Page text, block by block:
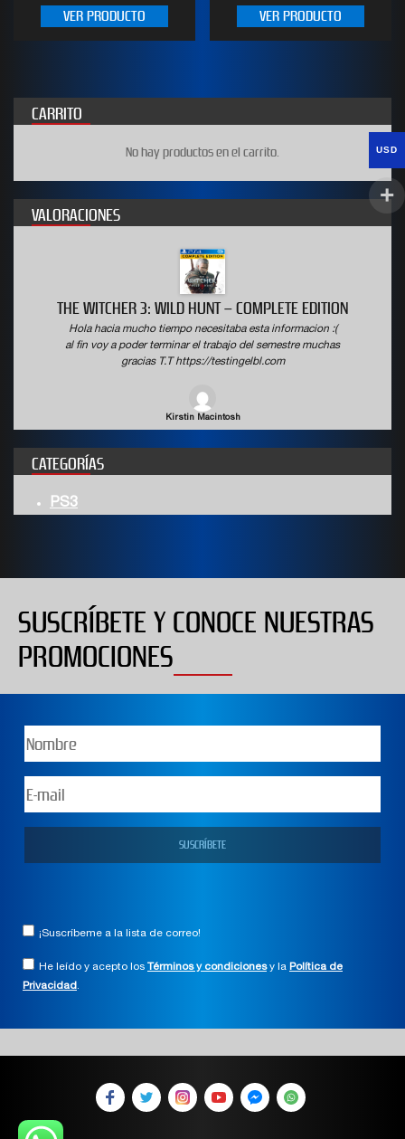
VER PRODUCTO
5
VER PRODUCTO
CARRITO
No hay productos en el carrito.
VALORACIONES
THE WITCHER 3: WILD HUNT – COMPLETE EDITION
Hola hacia mucho tiempo necesitaba esta informacion :(
al fin voy a poder terminar el trabajo del semestre muchas
gracias T.T https://testingelbl.com
Kirstin Macintosh
CATEGORÍAS
PS3
SUSCRÍBETE Y CONOCE NUESTRAS
PROMOCIONES
¡Suscríbeme a la lista de correo!
He leído y acepto los Términos y condicionesy la Política de
Privacidad.
USD